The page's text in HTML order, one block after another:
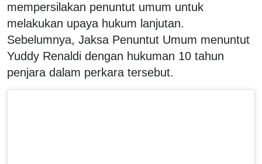
mempersilakan penuntut umum untuk
melakukan upaya hukum lanjutan.
Sebelumnya, Jaksa Penuntut Umum menuntut
Yuddy Renaldi dengan hukuman 10 tahun
penjara dalam perkara tersebut.